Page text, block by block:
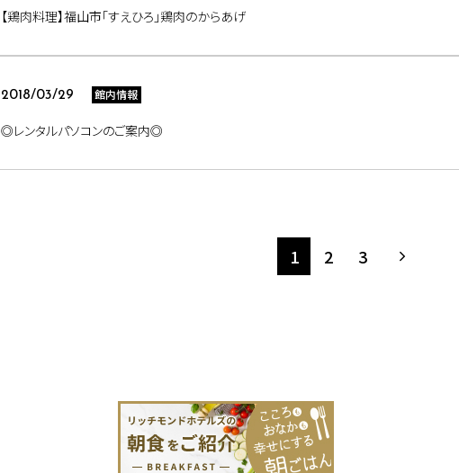
【鶏肉料理】福山市「すえひろ」鶏肉のからあげ
2018/03/29 館内情報
◎レンタルパソコンのご案内◎
1 2 3